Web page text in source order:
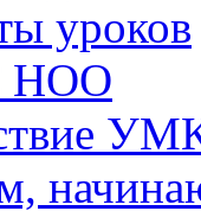
уроков
НОО